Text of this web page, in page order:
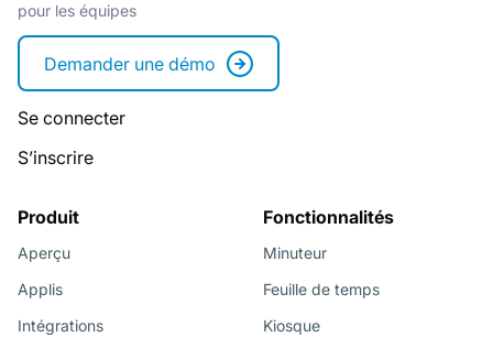
pour les équipes
Demander une démo
Se connecter
S’inscrire
Produit
Aperçu
Applis
Intégrations
Fonctionnalités
Minuteur
Feuille de temps
Kiosque